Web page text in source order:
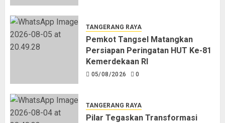
TANGERANG RAYA
Pemkot Tangsel Matangkan
Persiapan Peringatan HUT Ke-81
Kemerdekaan RI
05/08/2026 0
TANGERANG RAYA
Pilar Tegaskan Transformasi